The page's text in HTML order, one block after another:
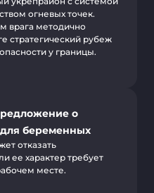
огневых точек.
врага методично
стратегический рубеж
у границы.
о
беременных
отказать
ее характер требует
месте.